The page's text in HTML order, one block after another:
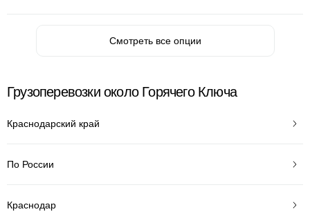
Смотреть все опции
Грузоперевозки около Горячего Ключа
Краснодарский край
По России
Краснодар